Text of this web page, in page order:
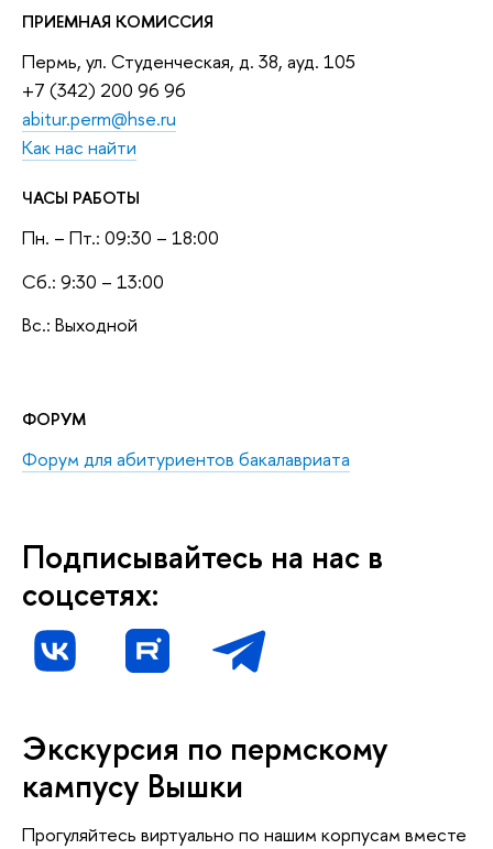
ПРИЕМНАЯ КОМИССИЯ
Пермь, ул. Студенческая, д. 38, ауд. 105
+7 (342) 200 96 96
abitur.perm@hse.ru
Как нас найти
ЧАСЫ РАБОТЫ
Пн. – Пт.: 09:30 – 18:00
Сб.: 9:30 – 13:00
Вс.: Выходной
ФОРУМ
Форум для абитуриентов бакалавриата
Подписывайтесь на нас в
соцсетях:
Экскурсия по пермскому
кампусу Вышки
Прогуляйтесь виртуально по нашим корпусам вместе